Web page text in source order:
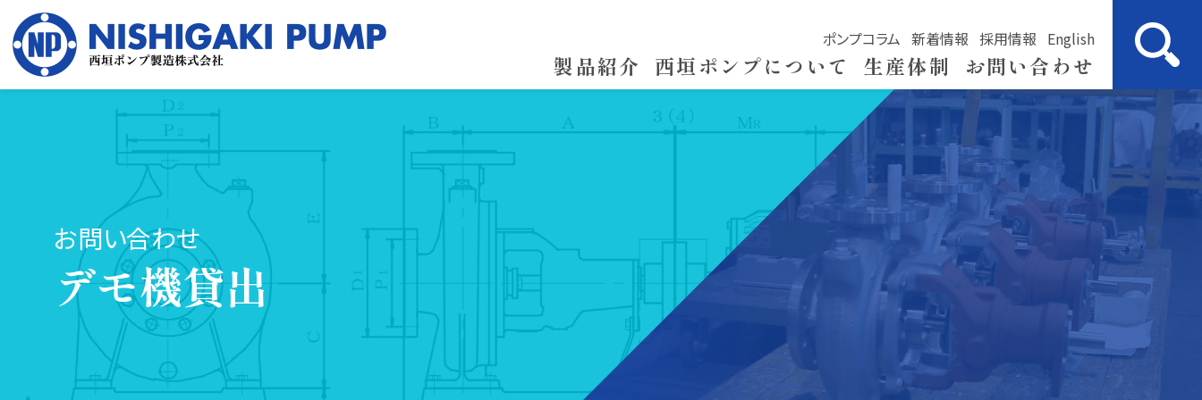
ポンプコラム 新着情報 採用情報 English
製品紹介 西垣ポンプについて 生産体制 お問い合わせ
お問い合わせ
デモ機貸出